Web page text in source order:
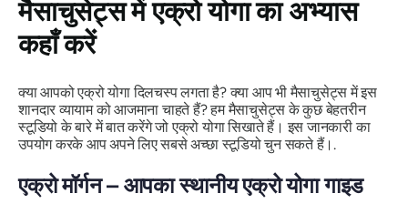
मैसाचुसेट्स में एक्रो योगा का अभ्यास
कहाँ करें
क्या आपको एक्रो योगा दिलचस्प लगता है? क्या आप भी मैसाचुसेट्स में इस
शानदार व्यायाम को आजमाना चाहते हैं? हम मैसाचुसेट्स के कुछ बेहतरीन
स्टूडियो के बारे में बात करेंगे जो एक्रो योगा सिखाते हैं। इस जानकारी का
उपयोग करके आप अपने लिए सबसे अच्छा स्टूडियो चुन सकते हैं।.
एक्रो मॉर्गन – आपका स्थानीय एक्रो योगा गाइड